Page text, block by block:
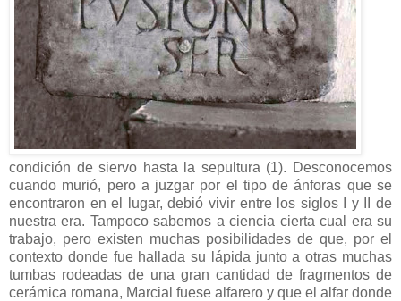
condición de siervo hasta la sepultura (1). Desconocemos
cuando murió, pero a juzgar por el tipo de ánforas que se
encontraron en el lugar, debió vivir entre los siglos I y II de
nuestra era. Tampoco sabemos a ciencia cierta cual era su
trabajo, pero existen muchas posibilidades de que, por el
contexto donde fue hallada su lápida junto a otras muchas
tumbas rodeadas de una gran cantidad de fragmentos de
cerámica romana, Marcial fuese alfarero y que el alfar donde